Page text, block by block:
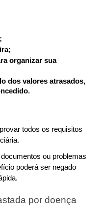
organizar sua
dos valores atrasados,
todos os requisitos
ou problemas
poderá ser negado
por doença